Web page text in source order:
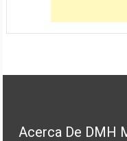
Acerca De DMH